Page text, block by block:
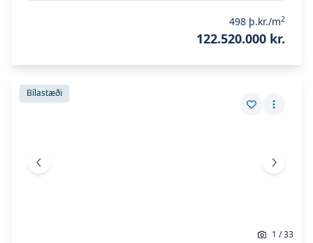
498 þ.kr./m2
122.520.000 kr.
Skoða eignina
Bílastæði
Vista eign
Fleiri
Skoða eignina
Fyrri mynd Næsta
1 /33